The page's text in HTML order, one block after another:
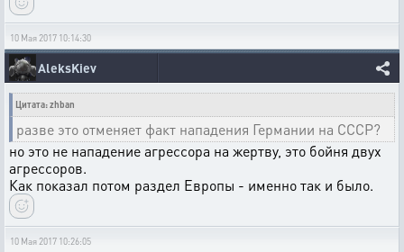
10 Мая 2017 10:14:30
AleksKiev
Цитата: zhban
разве это отменяет факт нападения Германии на СССР?
но это не нападение агрессора на жертву, это бойня двух
агрессоров.
Как показал потом раздел Европы - именно так и было.
10 Мая 2017 10:26:05